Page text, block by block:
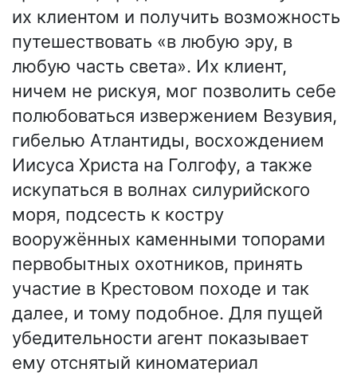
их клиентом и получить возможность
путешествовать «в любую эру, в
любую часть света». Их клиент,
ничем не рискуя, мог позволить себе
полюбоваться извержением Везувия,
гибелью Атлантиды, восхождением
Иисуса Христа на Голгофу, а также
искупаться в волнах силурийского
моря, подсесть к костру
вооружённых каменными топорами
первобытных охотников, принять
участие в Крестовом походе и так
далее, и тому подобное. Для пущей
убедительности агент показывает
ему отснятый киноматериал